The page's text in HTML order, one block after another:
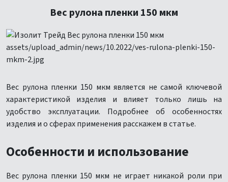
Вес рулона пленки 150 мкм
Вес рулона пленки 150 мкм является не самой ключевой
характеристикой изделия и влияет только лишь на
удобство эксплуатации. Подробнее об особенностях
изделия и о сферах применения расскажем в статье.
Особенности и использование
Вес рулона пленки 150 мкм не играет никакой роли при